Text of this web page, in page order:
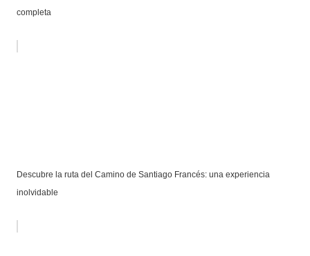
completa
Descubre la ruta del Camino de Santiago Francés: una experiencia
inolvidable